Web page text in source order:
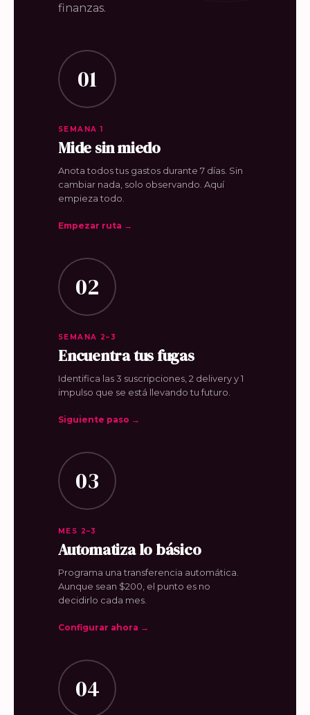
finanzas.
01
SEMANA 1
Mide sin miedo
Anota todos tus gastos durante 7 días. Sin
cambiar nada, solo observando. Aquí
empieza todo.
Empezar ruta →
02
SEMANA 2–3
Encuentra tus fugas
Identifica las 3 suscripciones, 2 delivery y 1
impulso que se está llevando tu futuro.
Siguiente paso →
03
MES 2–3
Automatiza lo básico
Programa una transferencia automática.
Aunque sean $200, el punto es no
decidirlo cada mes.
Configurar ahora →
04